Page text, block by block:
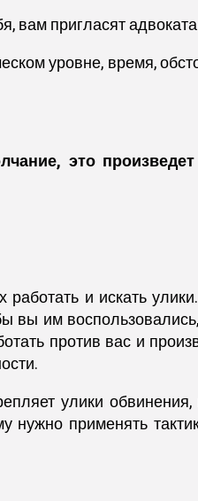
вам пригласят
уровне, время,
это
и искать
вы им
против вас и
улики
применять